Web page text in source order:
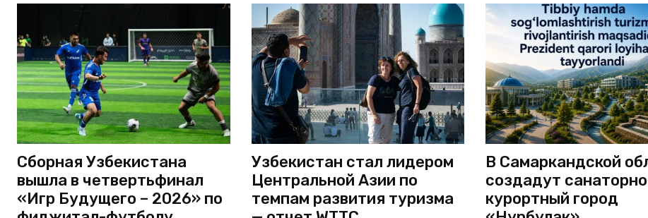
Сборная Узбекистана
вышла в четвертьфинал
«Игр Будущего – 2026» по
Узбекистан стал лидером
Центральной Азии по
темпам развития туризма
В Самаркандской
создадут
курортный город